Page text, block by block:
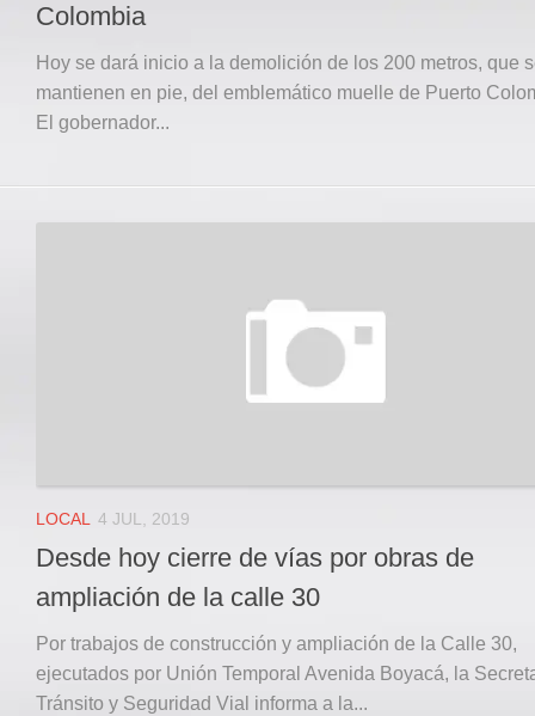
Instagram
Registro ISSN: 2711-3299
Colombia
Hoy se dará inicio a la demolición de los 200 metros, que
mantienen en pie, del emblemático muelle de Puerto
El gobernador...
LOCAL 4 JUL, 2019
Desde hoy cierre de vías por obras de
ampliación de la calle 30
Por trabajos de construcción y ampliación de la Calle 30,
ejecutados por Unión Temporal Avenida Boyacá, la
Tránsito y Seguridad Vial informa a la...